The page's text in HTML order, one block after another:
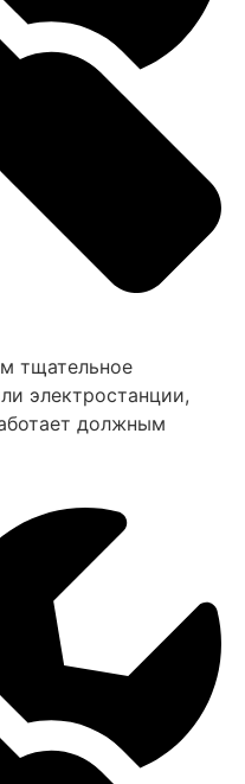
тщательное
электростанции,
должным